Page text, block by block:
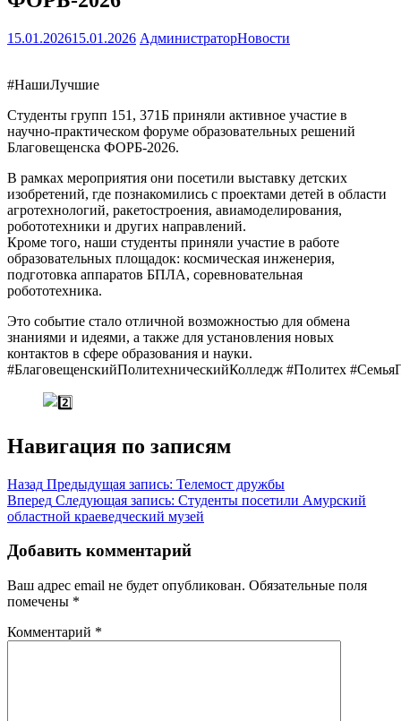
15.01.202615.01.2026 АдминистраторНовости
#НашиЛучшие
Студенты групп 151, 371Б приняли активное участие в
научно-практическом форуме образовательных решений
Благовещенска ФОРБ-2026.
В рамках мероприятия они посетили выставку детских
изобретений, где познакомились с проектами детей в области
агротехнологий, ракетостроения, авиамоделирования,
робототехники и других направлений.
Кроме того, наши студенты приняли участие в работе
образовательных площадок: космическая инженерия,
подготовка аппаратов БПЛА, соревновательная
робототехника.
Это событие стало отличной возможностью для обмена
знаниями и идеями, а также для установления новых
контактов в сфере образования и науки.
#БлаговещенскийПолитехническийКолледж #Политех
Навигация по записям
Назад Предыдущая запись: Телемост дружбы
Вперед Следующая запись: Студенты посетили Амурский
областной краеведческий музей
Добавить комментарий
Ваш адрес email не будет опубликован. Обязательные поля
помечены *
Комментарий *